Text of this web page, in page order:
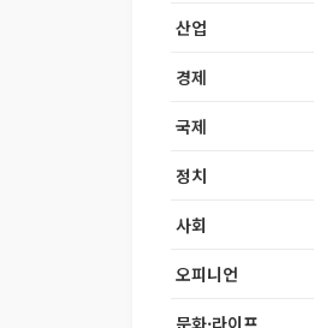
산업
경제
국제
정치
사회
오피니언
문화·라이프